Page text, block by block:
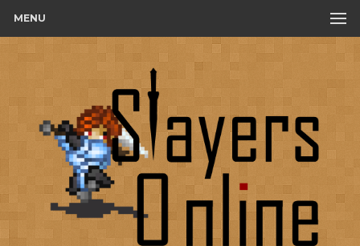
MENU